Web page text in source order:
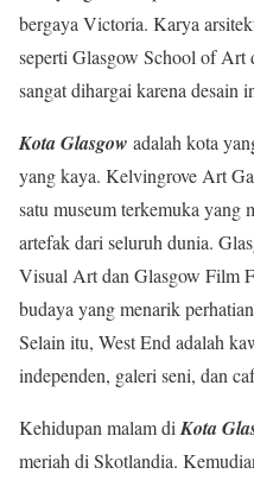
bergaya Victoria. Karya
seperti Glasgow School of Art
sangat dihargai karena desain
Kota Glasgow adalah kota
yang kaya. Kelvingrove Art
satu museum terkemuka yang
artefak dari seluruh dunia.
Visual Art dan Glasgow Film
budaya yang menarik
Selain itu, West End adalah
independen, galeri seni, dan
Kehidupan malam di Kota
meriah di Skotlandia.